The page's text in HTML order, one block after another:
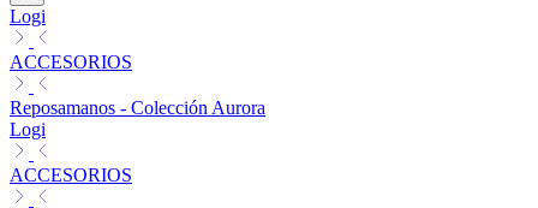
Logi
ACCESORIOS
Reposamanos - Colección Aurora
Logi
ACCESORIOS